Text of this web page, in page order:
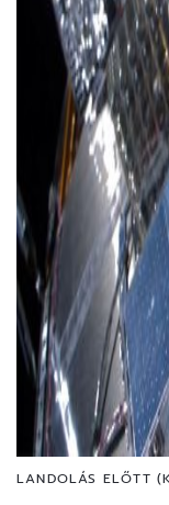
LANDOLÁS ELŐTT